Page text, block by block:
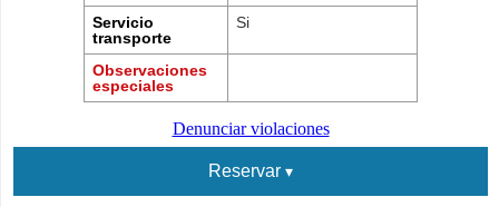
Servicio
transporte
Si
Observaciones
especiales
Denunciar violaciones
Reservar